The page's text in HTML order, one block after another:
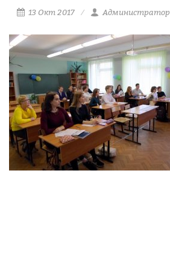
13 Окт 2017 Администратор